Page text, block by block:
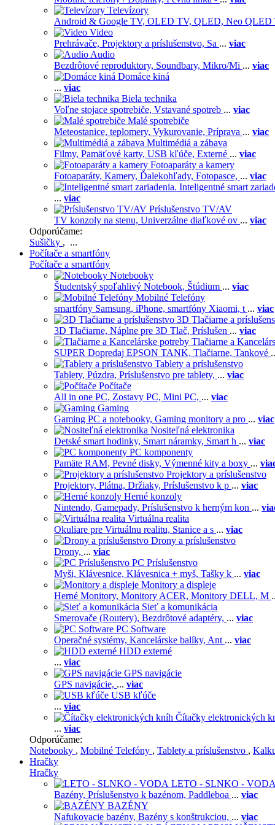
Televízory
Android & Google TV, OLED TV, QLED, Neo QLED
Video
Prehrávače, Projektory a príslušenstvo, Sa ... viac
Audio
Bezdrôtové reproduktory, Soundbary, Mikro/Mi ... viac
Domáce kiná
... viac
Biela technika
Voľne stojace spotrebiče, Vstavané spotreb ... viac
Malé spotrebiče
Meteostanice, teplomery, Vykurovanie, Príprava ... viac
Multimédiá a zábava
Filmy, Pamäťové karty, USB kľúče, Externé ... viac
Fotoaparáty a kamery
Fotoaparáty, Kamery, Ďalekohľady, Fotopasce, ... viac
Inteligentné smart
... viac
Príslušenstvo TV/AV
TV konzoly na stenu, Univerzálne diaľkové ov ... viac
Odporúčame:
Sušičky , ...
Počítače a smartfóny
Počítače a smartfóny
Notebooky
Študentský spoľahlivý Notebook, Štúdium ... viac
Mobilné Telefóny
smartfóny Samsung, iPhone, smartfóny Xiaomi, t ... viac
3D Tlačiarne a
3D Tlačiarne, Náplne pre 3D Tlač, Príslušen ... viac
Tlačiarne a
SUPER Dopredaj EPSON TANK, Tlačiarne, Tankové
Tablety a príslušenstvo
Tablety, Púzdra, Príslušenstvo pre tablety, ... viac
Počítače
All in one PC, Zostavy PC, Mini PC, ... viac
Gaming
Gaming PC a notebooky, Gaming monitory a pro ... viac
Nositeľná elektronika
Detské smart hodinky, Smart náramky, Smart h ... viac
PC komponenty
Pamäte RAM, Pevné disky, Výmenné kity a boxy ...
Projektory a príslušenstvo
Projektory, Plátna, Držiaky, Príslušenstvo k p ... viac
Herné konzoly
Nintendo, Gamepady, Príslušenstvo k herným kon ...
Virtuálna realita
Okuliare pre Virtuálnu realitu, Stanice a s ... viac
Drony a príslušenstvo
Drony, ... viac
PC Príslušenstvo
Myši, Klávesnice, Klávesnica + myš, Tašky k ... viac
Monitory a displeje
Herné Monitory, Monitory ACER, Monitory DELL, M
Sieť a komunikácia
Smerovače (Routery), Bezdrôtové adaptéry, ... viac
PC Software
Operačné systémy, Kancelárske balíky, Ant ... viac
HDD externé
... viac
GPS navigácie
GPS navigácie, ... viac
USB kľúče
... viac
Čítačky elektronických
... viac
Odporúčame:
Notebooky , Mobilné Telefóny , Tablety a príslušenstvo ,
Hračky
Hračky
LETO - SLNKO - VODA
Bazény, Príslušenstvo k bazénom, Paddleboa ... viac
BAZÉNY
Nafukovacie bazény, Bazény s konštrukciou, ... viac